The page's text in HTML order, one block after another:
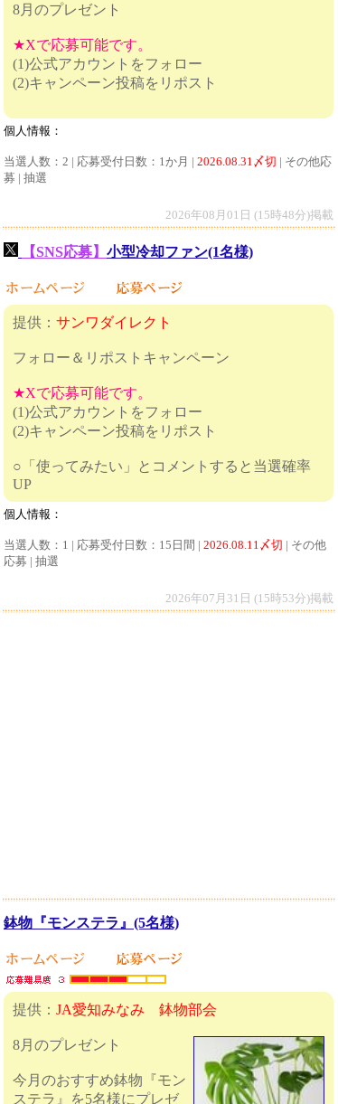
8月のプレゼント
★Xで応募可能です。
(1)公式アカウントをフォロー
(2)キャンペーン投稿をリポスト
個人情報：
当選人数：2 | 応募受付日数：1か月 | 2026.08.31〆切 | その他応
募 | 抽選
2026年08月01日 (15時48分)掲載
【SNS応募】 小型冷却ファン(1名様)
提供： サンワダイレクト
フォロー＆リポストキャンペーン
★Xで応募可能です。
(1)公式アカウントをフォロー
(2)キャンペーン投稿をリポスト
○「使ってみたい」とコメントすると当選確率
UP
個人情報：
当選人数：1 | 応募受付日数：15日間 | 2026.08.11〆切 | その他
応募 | 抽選
2026年07月31日 (15時53分)掲載
鉢物『モンステラ』(5名様)
提供： JA愛知みなみ 鉢物部会
8月のプレゼント
今月のおすすめ鉢物『モン
ステラ』を5名様にプレゼ